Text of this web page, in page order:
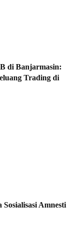
di Banjarmasin:
Trading di
Amnesti